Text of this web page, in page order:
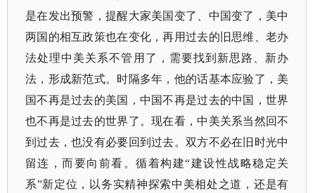
是在发出预警，提醒大家美国变了、中国变了，美中
两国的相互政策也在变化，再用过去的旧思维、老办
法处理中美关系不管用了，需要找到新思路、新办
法，形成新范式。时隔多年，他的话基本应验了，美
国不再是过去的美国，中国不再是过去的中国，世界
也不再是过去的世界了。现在看，中美关系当然回不
到过去，也没有必要回到过去。双方不必在旧时光中
留连，而要向前看。循着构建“建设性战略稳定关
系”新定位，以务实精神探索中美相处之道，还是有